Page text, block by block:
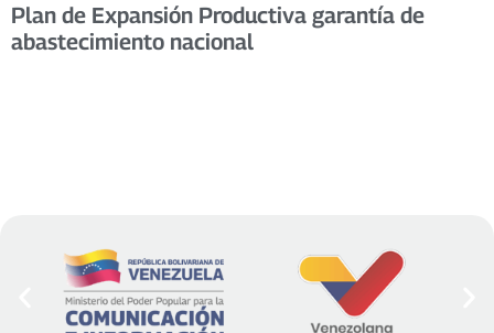
Plan de Expansión Productiva garantía de
abastecimiento nacional